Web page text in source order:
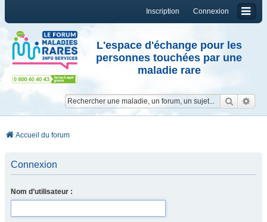
Connexion
Inscription
L'espace d'échange pour les
personnes touchées par une
maladie rare
Accueil du forum
Connexion
Nom d’utilisateur :